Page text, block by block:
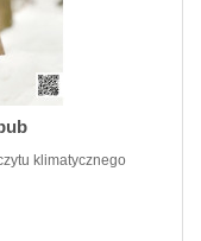
klimatycznego